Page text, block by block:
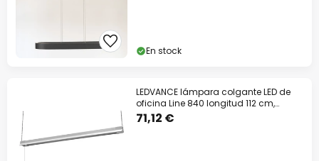
En stock
LEDVANCE lámpara colgante LED de
oficina Line 840 longitud 112 cm,
blanco
71,12 €